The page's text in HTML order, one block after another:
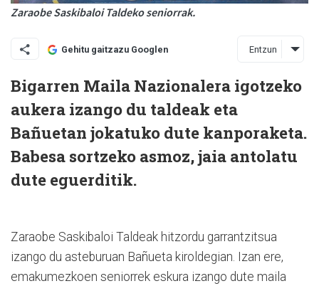
Zaraobe Saskibaloi Taldeko seniorrak.
Gehitu gaitzazu Googlen Entzun
Bigarren Maila Nazionalera igotzeko
aukera izango du taldeak eta
Bañuetan jokatuko dute kanporaketa.
Babesa sortzeko asmoz, jaia antolatu
dute eguerditik.
Zaraobe Saskibaloi Taldeak hitzordu garrantzitsua
izango du asteburuan Bañueta kiroldegian. Izan ere,
emakumezkoen seniorrek eskura izango dute maila